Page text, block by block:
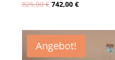
825,00€
Preis
742,00 €
Preis
Angebot!